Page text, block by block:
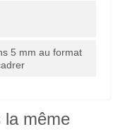
5 mm au format
la même